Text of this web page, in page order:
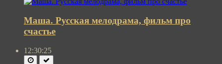
Маша. Русская мелодрама, фильм про
счастье
12:30:25